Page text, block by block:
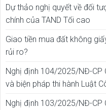
Dự thảo nghị quyết về đối
chính của TAND Tối cao
Giao tiền mua đất không
rủi ro?
Nghị định 104/2025/NĐ-CP
và biện pháp thi hành Luật
Nghị định 103/2025/NĐ-CP